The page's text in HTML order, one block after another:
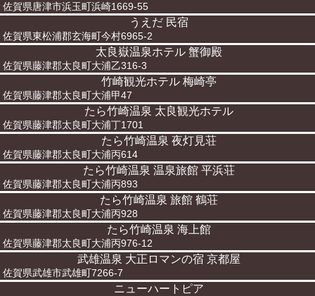
佐賀県唐津市浜玉町浜崎1669-55
うえだ 民宿
佐賀県東松浦郡玄海町今村6965-2
太良嶽温泉ホテル 蟹御殿
佐賀県藤津郡太良町大浦乙316-3
竹崎観光ホテル 梅崎亭
佐賀県藤津郡太良町大浦甲47
たら竹崎温泉 太良観光ホテル
佐賀県藤津郡太良町大浦丁1701
たら竹崎温泉 夜灯見荘
佐賀県藤津郡太良町大浦丙614
たら竹崎温泉 温泉旅館 平浜荘
佐賀県藤津郡太良町大浦丙893
たら竹崎温泉 旅館 鶴荘
佐賀県藤津郡太良町大浦丙928
たら竹崎温泉 海上館
佐賀県藤津郡太良町大浦丙976-12
武雄温泉 大正ロマンの宿 京都屋
佐賀県武雄市武雄町7266-7
ニューハートピア